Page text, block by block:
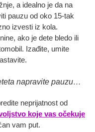
a idealno je da na
pauzu od oko 15-tak
izvesti iz kola.
ako je dete bledo ili
Izađite, umite
napravite pauzu…
neprijatnost od
koje vas očekuje
vam put.